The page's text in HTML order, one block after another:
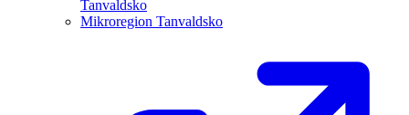
Tanvaldsko
Mikroregion Tanvaldsko